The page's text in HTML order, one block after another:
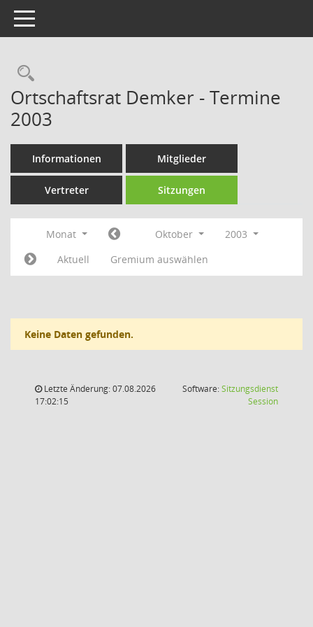
Toggle navigation
Rechercheauswahl
Ortschaftsrat Demker - Termine
2003
Informationen Mitglieder
Vertreter Sitzungen
Monat Oktober
2003
Aktuell
Gremium auswählen
Keine Daten gefunden.
Letzte Änderung: 07.08.2026
17:02:15
Software:Sitzungsdienst
Session(Wird in